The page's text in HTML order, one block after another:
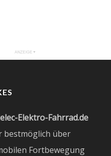
Elektro-Fahrrad.de
bestmöglich über
Fortbewegung